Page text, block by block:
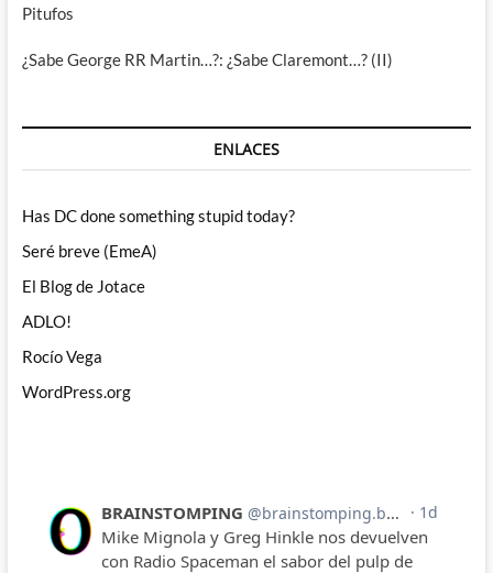
Pitufos
¿Sabe George RR Martin…?: ¿Sabe Claremont…? (II)
ENLACES
Has DC done something stupid today?
Seré breve (EmeA)
El Blog de Jotace
ADLO!
Rocío Vega
WordPress.org